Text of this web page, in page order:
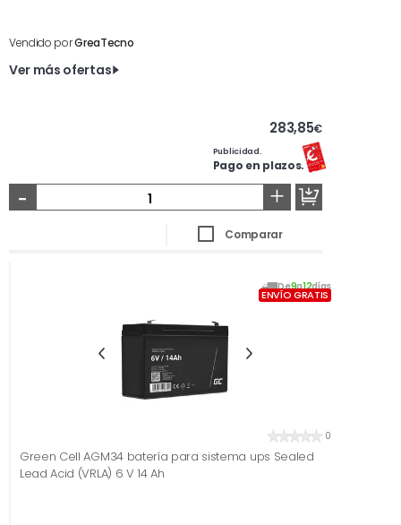
Vendido porGreaTecno
Ver más ofertas
283,85€
Publicidad.
Pago en plazos.
- +
Comparar
De9a12días
ENVÍO GRATIS
0
Green Cell AGM34 batería para sistema ups Sealed
Lead Acid (VRLA) 6 V 14 Ah